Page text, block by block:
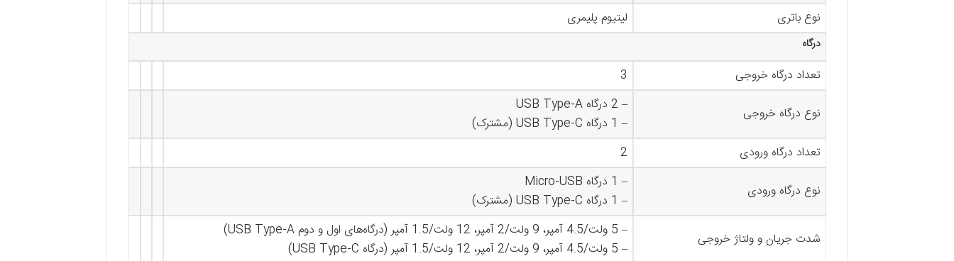
نوع باتری
لیتیوم پلیمری
درگاه
تعداد درگاه خروجی
3
نوع درگاه خروجی
– 2 درگاه USB Type-A
– 1 درگاه USB Type-C (مشترک)
تعداد درگاه ورودی
2
نوع درگاه ورودی
– 1 درگاه Micro-USB
– 1 درگاه USB Type-C (مشترک)
شدت جریان و ولتاژ خروجی
– 5 ولت/4.5 آمپر، 9 ولت/2 آمپر، 12 ولت/1.5 آمپر (درگاه‌های اول و دوم USB Type-A)
– 5 ولت/4.5 آمپر، 9 ولت/2 آمپر، 12 ولت/1.5 آمپر (درگاه USB Type-C)